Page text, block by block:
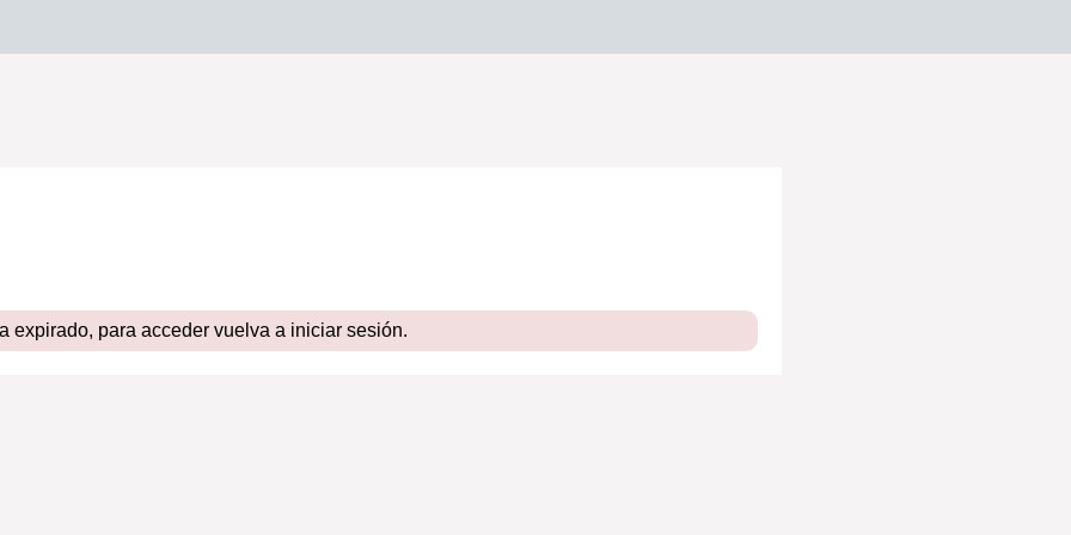
expirado, para acceder vuelva a iniciar sesión.